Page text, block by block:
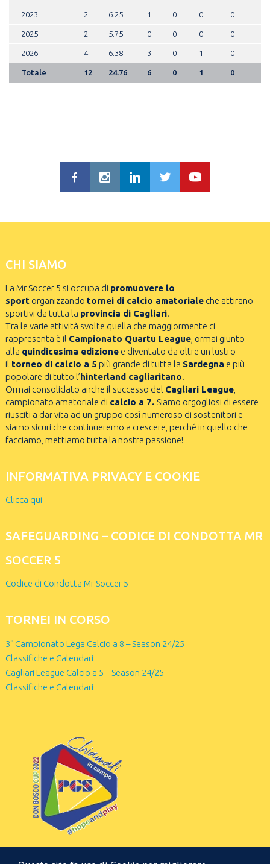
2023 2 6.25 1 0 0 0
2025 2 5.75 0 0 0 0
2026 4 6.38 3 0 1 0
Totale 12 24.76 6 0 1 0
CHI SIAMO
La Mr Soccer 5 si occupa di promuovere lo
sportorganizzando tornei di calcio amatorialeche attirano
sportivi da tutta la provincia di Cagliari.
Tra le varie attività svolte quella che maggiormente ci
rappresenta è il Campionato Quartu League, ormai giunto
alla quindicesima edizionee diventato da oltre un lustro
il torneo di calcio a 5 più grande di tutta la Sardegna e più
popolare di tutto l’hinterland cagliaritano.
Ormai consolidato anche il successo del Cagliari League,
campionato amatoriale di calcio a 7. Siamo orgogliosi di essere
riusciti a dar vita ad un gruppo così numeroso di sostenitori e
siamo sicuri che continueremo a crescere, perché in quello che
facciamo, mettiamo tutta la nostra passione!
INFORMATIVA PRIVACY E COOKIE
Clicca qui
SAFEGUARDING – CODICE DI CONDOTTA MR
SOCCER 5
Codice di Condotta Mr Soccer 5
TORNEI IN CORSO
3° Campionato Lega Calcio a 8 – Season 24/25
Classifiche e Calendari
Cagliari League Calcio a 5 – Season 24/25
Classifiche e Calendari